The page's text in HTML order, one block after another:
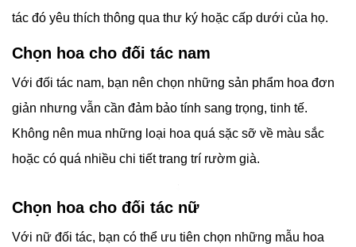
tác đó yêu thích thông qua thư ký hoặc cấp dưới của họ.
Chọn hoa cho đối tác nam
Với đối tác nam, bạn nên chọn những sản phẩm hoa đơn
giản nhưng vẫn cần đảm bảo tính sang trọng, tinh tế.
Không nên mua những loại hoa quá sặc sỡ về màu sắc
hoặc có quá nhiều chi tiết trang trí rườm già.
Chọn hoa cho đối tác nữ
Với nữ đối tác, bạn có thể ưu tiên chọn những mẫu hoa